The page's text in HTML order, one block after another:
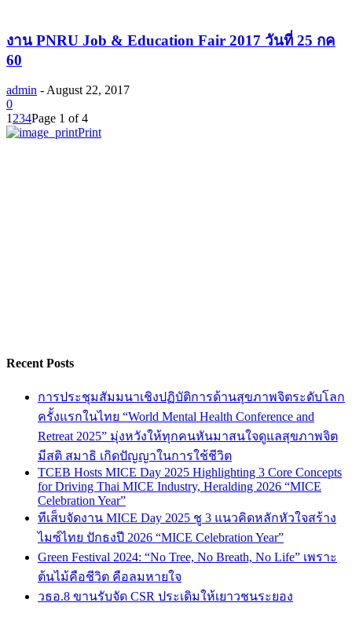
งาน PNRU Job & Education Fair 2017 วันที่ 25 กค
60
admin - August 22, 2017
0
1 234Page 1 of 4
Print
Recent Posts
การประชุมสัมมนาเชิงปฏิบัติการด้านสุขภาพจิตระดับโลก
ครั้งแรกในไทย “World Mental Health Conference and
Retreat 2025” มุ่งหวังให้ทุกคนหันมาสนใจดูแลสุขภาพจิต
มีสติ สมาธิ เกิดปัญญาในการใช้ชีวิต
TCEB Hosts MICE Day 2025 Highlighting 3 Core Concepts
for Driving Thai MICE Industry, Heralding 2026 “MICE
Celebration Year”
ทีเส็บจัดงาน MICE Day 2025 ชู 3 แนวคิดหลักหัวใจสร้าง
ไมซ์ไทย ปักธงปี 2026 “MICE Celebration Year”
Green Festival 2024: “No Tree, No Breath, No Life” เพราะ
ต้นไม้คือชีวิต คือลมหายใจ
วธอ.8 ขานรับจัด CSR ประเดิมให้เยาวชนระยอง